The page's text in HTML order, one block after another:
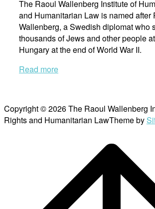
The Raoul Wallenberg Institute of
and Humanitarian Law is named after
Wallenberg, a Swedish diplomat who
thousands of Jews and other people
Hungary at the end of World War II.
Read more
Copyright © 2026 The Raoul Wallenberg
Rights and Humanitarian LawTheme by